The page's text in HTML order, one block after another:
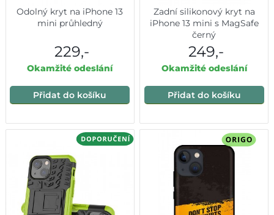
Odolný kryt na iPhone 13
mini průhledný
229,-
Okamžité odeslání
Přidat do košíku
Zadní silikonový kryt na
iPhone 13 mini s MagSafe
černý
249,-
Okamžité odeslání
Přidat do košíku